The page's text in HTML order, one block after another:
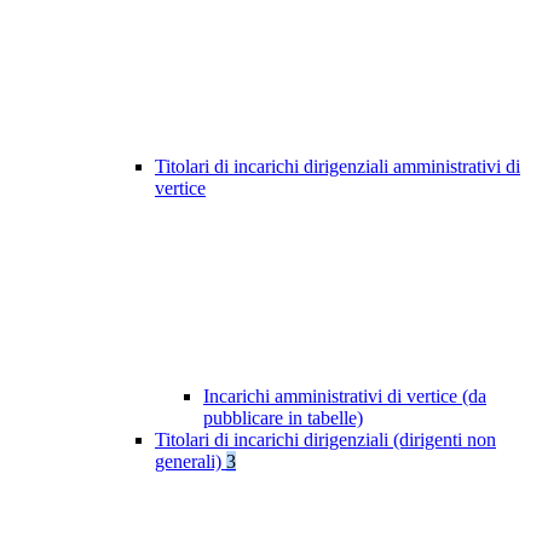
Titolari di incarichi dirigenziali amministrativi di
vertice
Incarichi amministrativi di vertice (da
pubblicare in tabelle)
Titolari di incarichi dirigenziali (dirigenti non
generali) 3